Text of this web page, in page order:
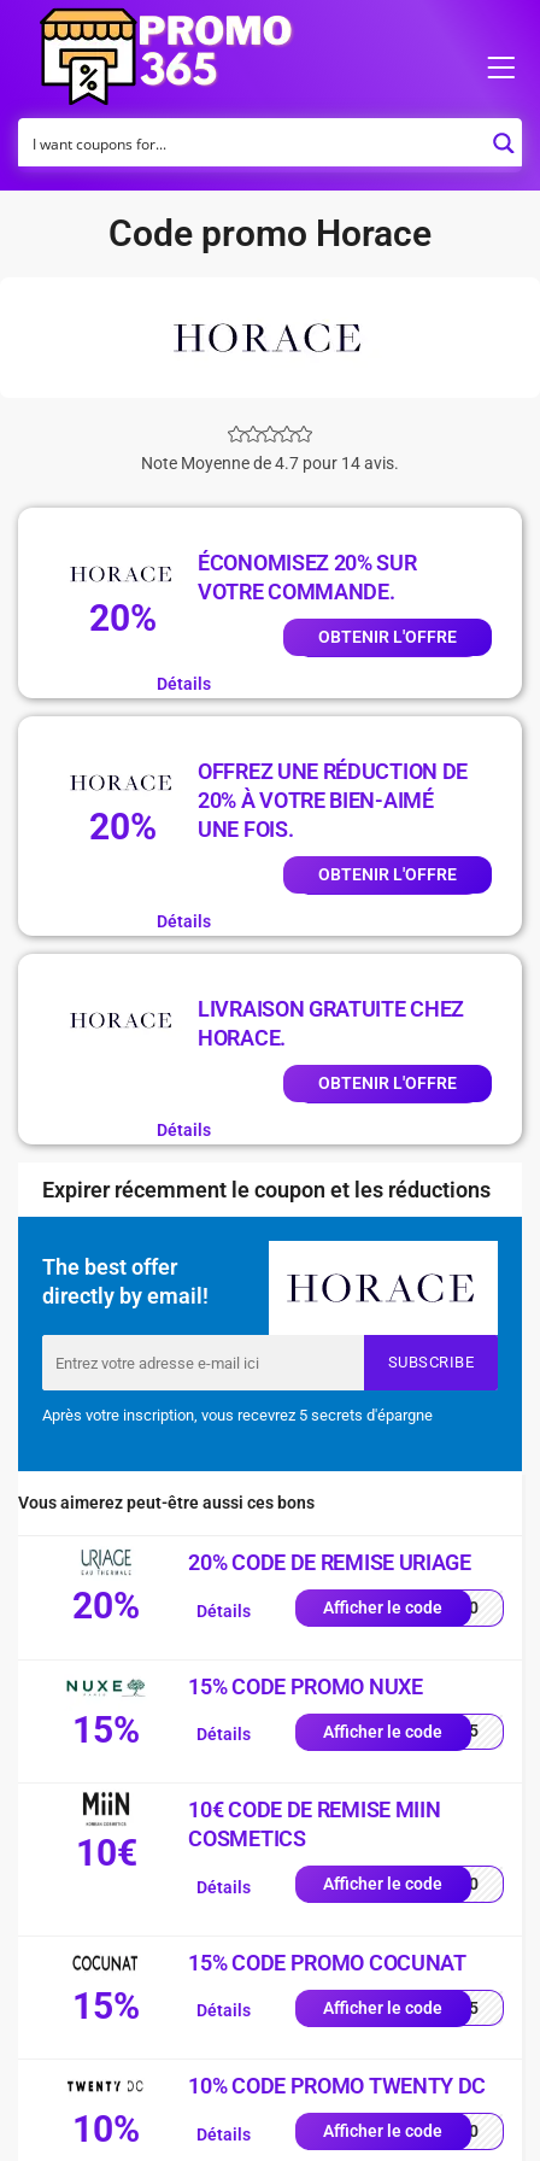
Code promo Horace
Note Moyenne de 4.7 pour 14 avis.
20%
ÉCONOMISEZ 20% SUR
VOTRE COMMANDE.
OBTENIR L'OFFRE
Détails
20%
OFFREZ UNE RÉDUCTION DE
20% À VOTRE BIEN-AIMÉ
UNE FOIS.
OBTENIR L'OFFRE
Détails
LIVRAISON GRATUITE CHEZ
HORACE.
OBTENIR L'OFFRE
Détails
Expirer récemment le coupon et les réductions
The best offer
directly by email!
SUBSCRIBE
Après votre inscription, vous recevrez 5 secrets d'épargne
Vous aimerez peut-être aussi ces bons
20%
20% CODE DE REMISE URIAGE
Afficher le code S20
Détails
15%
15% CODE PROMO NUXE
Afficher le codeLU15
Détails
10€
10€ CODE DE REMISE MIIN
COSMETICS
Afficher le codeIN10
Détails
15%
15% CODE PROMO COCUNAT
Afficher le codeRA15
Détails
10%
10% CODE PROMO TWENTY DC
Afficher le codeTY10
Détails